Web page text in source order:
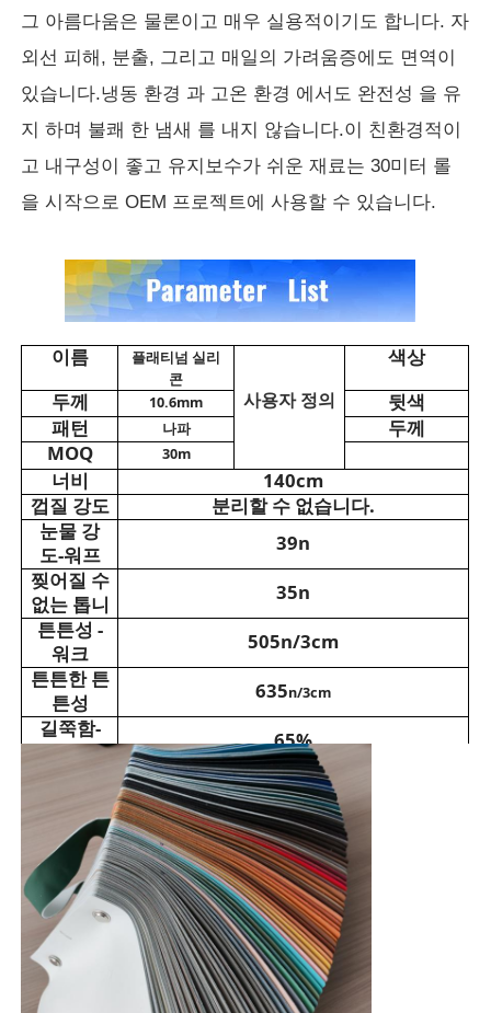
우리 에 관한 것
공장 투어
품질 관리
문의하기
뉴스
사건
소파 가죽 재질
PVC 가죽재
친환경 가죽 소재
실리콘 가죽
미세 파이버 가죽
PU 가죽 재료
안전화 재료
스웨이드 가죽 소재
그 아름다움은 물론이고 매우 실용적이기도 합니다. 자
외선 피해, 분출, 그리고 매일의 가려움증에도 면역이
있습니다.냉동 환경 과 고온 환경 에서도 완전성 을 유
지 하며 불쾌 한 냄새 를 내지 않습니다.이 친환경적이
고 내구성이 좋고 유지보수가 쉬운 재료는 30미터 롤
을 시작으로 OEM 프로젝트에 사용할 수 있습니다.
이름
플래티넘 실리
콘
사용자 정의
색상
두께
10.6mm
뒷색
패턴
나파
두께
MOQ
30m
너비
140cm
껍질 강도
분리할 수 없습니다.
눈물 강
도-워프
39n
찢어질 수
없는 톱니
35n
튼튼성 -
워크
505n/3cm
튼튼한 튼
튼성
635n/3cm
길쭉함-
워프
65%
105%
색상 강도
건조
4-5
색상 튼성
- 젖은
4-5
마틴데일
>30000
수분화 저
항성
≥4
수술 의자, 병원 침대, 그리고 임상 표면.